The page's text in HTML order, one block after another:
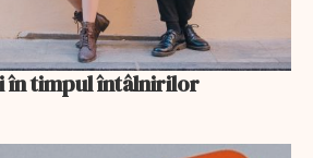
în timpul întâlnirilor